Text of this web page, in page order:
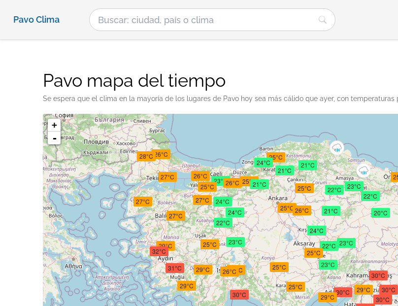
Pavo Clima
Pavo mapa del tiempo
Se espera que el clima en la mayoría de los lugares de Pavo hoy sea más cálido que ayer, con temperaturas
26°C
27°C
25°C
30°C
32°C
30°C
25°C
30°C
24°C
23°C
25°C
21°C
29°C
25°C
23°C 22°C
28°C
30°C
25°C
25°C
27°C
21°C
26°C
22°C
25°C
30°C
21°C
21°C
26°C
26°C
24°C
29°C
23°C
27°C
22°C
25°C
24°C
20°C
25°C
24°C
29°C
29°C
22°C
31°C
27°C
25°C
23°C
29°C
26°C
23°C
+
-